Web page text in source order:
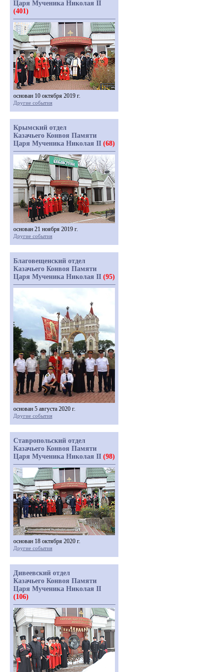
Царя Мученика Николая II
(401)
основан 10 октября 2019 г.
Другие события
Крымский отдел
Казачьего Конвоя Памяти
Царя Мученика Николая II (68)
основан 21 ноября 2019 г.
Другие события
Благовещенский отдел
Казачьего Конвоя Памяти
Царя Мученика Николая II (95)
основан 5 августа 2020 г.
Другие события
Ставропольский отдел
Казачьего Конвоя Памяти
Царя Мученика Николая II (98)
основан 18 октября 2020 г.
Другие события
Дивеевский отдел
Казачьего Конвоя Памяти
Царя Мученика Николая II
(106)